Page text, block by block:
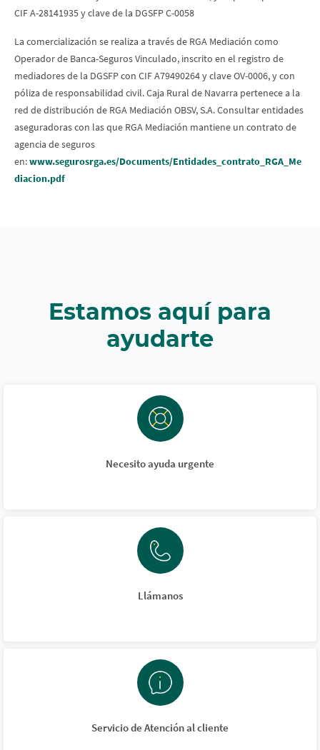
CIF A-28141935 y clave de la DGSFP C-0058
La comercialización se realiza a través de RGA Mediación como
Operador de Banca-Seguros Vinculado, inscrito en el registro de
mediadores de la DGSFP con CIF A79490264 y clave OV-0006, y con
póliza de responsabilidad civil. Caja Rural de Navarra pertenece a la
red de distribución de RGA Mediación OBSV, S.A. Consultar entidades
aseguradoras con las que RGA Mediación mantiene un contrato de
agencia de seguros
en:www.segurosrga.es/Documents/Entidades_contrato_RGA_Me
diacion.pdf
Estamos aquí para
ayudarte
Necesito ayuda urgente
Llámanos
Servicio de Atención al cliente